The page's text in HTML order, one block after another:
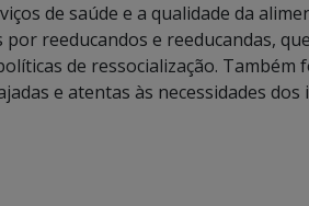
de saúde e a qualidade da
reeducandos e reeducandas,
de ressocialização. Também
e atentas às necessidades dos